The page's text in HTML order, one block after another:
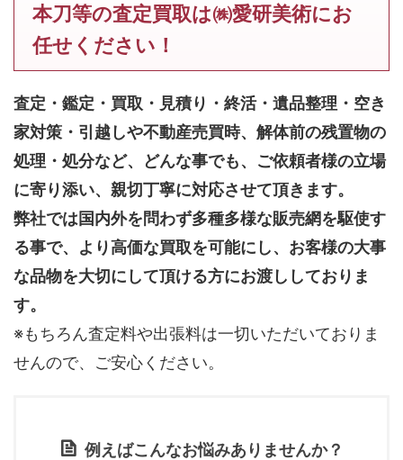
本刀等の査定買取は㈱愛研美術にお
任せください！
査定・鑑定・買取・見積り・終活・遺品整理・空き
家対策・引越しや不動産売買時、解体前の残置物の
処理・処分など、どんな事でも、 ご依頼者様の立場
に寄り添い、親切丁寧に対応させて頂きます。
弊社では国内外を問わず多種多様な販売網を駆使す
る事で、より高価な買取を可能にし、お客様の大事
な品物を大切にして頂ける方にお渡ししておりま
す。
※もちろん査定料や出張料は一切いただいておりま
せんので、ご安心ください。
例えばこんなお悩みありませんか？